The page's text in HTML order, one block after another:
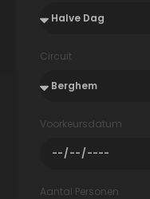
Circuit
Voorkeursdatum
Aantal Personen